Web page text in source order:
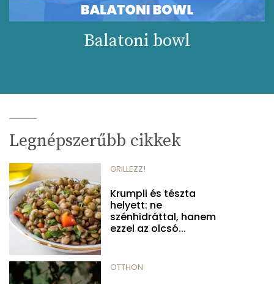
Balatoni bowl
Legnépszerűbb cikkek
GRILLEZZ!
Krumpli és tészta
helyett: ne
szénhidráttal, hanem
ezzel az olcsó...
OTTHON